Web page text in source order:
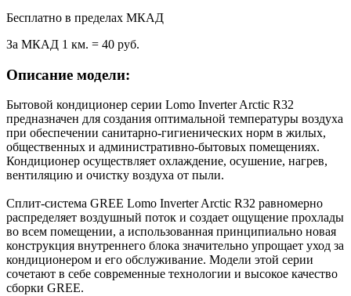
Бесплатно в пределах МКАД
За МКАД 1 км. = 40 руб.
Описание модели:
Бытовой кондиционер серии Lomo Inverter Arctic R32
предназначен для создания оптимальной температуры воздуха
при обеспечении санитарно-гигиенических норм в жилых,
общественных и административно-бытовых помещениях.
Кондиционер осуществляет охлаждение, осушение, нагрев,
вентиляцию и очистку воздуха от пыли.
Сплит-система GREE Lomo Inverter Arctic R32 равномерно
распределяет воздушный поток и создает ощущение прохлады
во всем помещении, а использованная принципиально новая
конструкция внутреннего блока значительно упрощает уход за
кондиционером и его обслуживание. Модели этой серии
сочетают в себе современные технологии и высокое качество
сборки GREE.